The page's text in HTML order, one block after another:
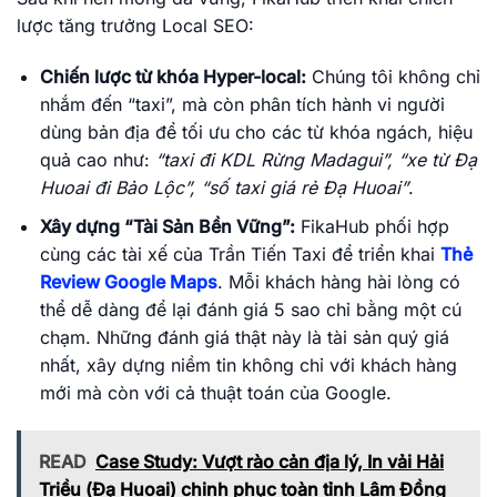
lược tăng trưởng Local SEO:
Chiến lược từ khóa Hyper-local:Chúng tôi không chỉ
nhắm đến “taxi”, mà còn phân tích hành vi người
dùng bản địa để tối ưu cho các từ khóa ngách, hiệu
quả cao như: “taxi đi KDL Rừng Madagui”, “xe từ Đạ
Huoai đi Bảo Lộc”, “số taxi giá rẻ Đạ Huoai”.
Xây dựng “Tài Sản Bền Vững”:FikaHub phối hợp
cùng các tài xế của Trần Tiến Taxi để triển khai Thẻ
Review Google Maps. Mỗi khách hàng hài lòng có
thể dễ dàng để lại đánh giá 5 sao chỉ bằng một cú
chạm. Những đánh giá thật này là tài sản quý giá
nhất, xây dựng niềm tin không chỉ với khách hàng
mới mà còn với cả thuật toán của Google.
READ Case Study: Vượt rào cản địa lý, In vải Hải
Triều (Đạ Huoai) chinh phục toàn tỉnh Lâm Đồng